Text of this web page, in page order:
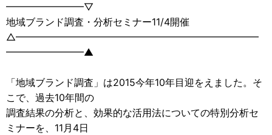
━━━━━━━━▽
地域ブランド調査・分析セミナー11/4開催
△━━━━━━━━━━━━━━━━━━━━━━━━━
━━━━━━━━▲
「地域ブランド調査」は2015今年10年目迎をえました。そ
こで、過去10年間の
調査結果の分析と、効果的な活用法についての特別分析セ
ミナーを、11月4日